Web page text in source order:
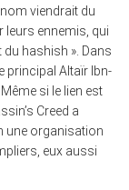
viendrait du
leurs ennemis, qui
hashish ». Dans
principal Altaïr Ibn-
si le lien est
Creed a
une organisation
eux aussi